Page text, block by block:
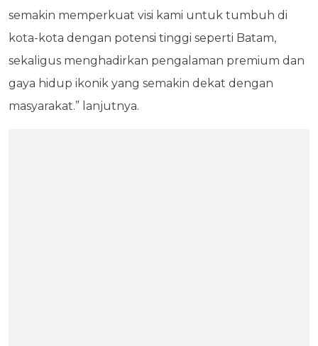
semakin memperkuat visi kami untuk tumbuh di
kota-kota dengan potensi tinggi seperti Batam,
sekaligus menghadirkan pengalaman premium dan
gaya hidup ikonik yang semakin dekat dengan
masyarakat.” lanjutnya.